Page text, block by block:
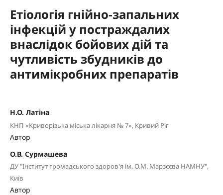
Етіологія гнійно-запальних
інфекцій у постраждалих
внаслідок бойових дій та
чутливість збудників до
антимікробних препаратів
Н.О. Латіна
КНП «Криворізька міська лікарня № 7», Кривий Ріг
Автор
О.В. Сурмашева
ДУ "Інститут громадського здоров'я ім. О.М. Марзєєва НАМНУ",
Київ
Автор